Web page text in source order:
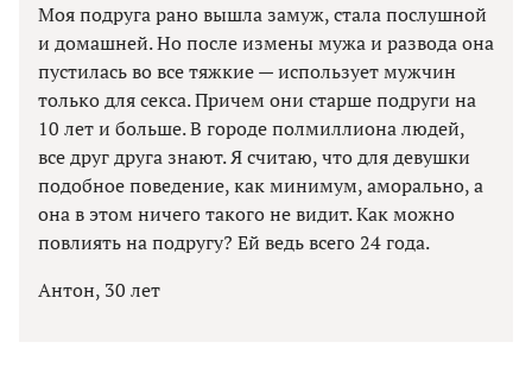
Моя подруга рано вышла замуж, стала послушной
и домашней. Но после измены мужа и развода она
пустилась во все тяжкие — использует мужчин
только для секса. Причем они старше подруги на
10 лет и больше. В городе полмиллиона людей,
все друг друга знают. Я считаю, что для девушки
подобное поведение, как минимум, аморально, а
она в этом ничего такого не видит. Как можно
повлиять на подругу? Ей ведь всего 24 года.
Антон, 30 лет